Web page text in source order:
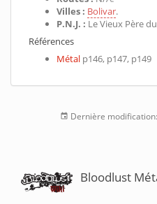
Villes : Bolivar.
P.N.J. : Le Vieux Père
Références
Métal p146, p147, p149
Dernière modification:
Bloodlust